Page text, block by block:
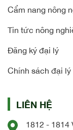
Cẩm nang nông
Tin tức nông
Đăng ký đại lý
Chính sách đại lý
LIÊN HỆ
1812 - 1814